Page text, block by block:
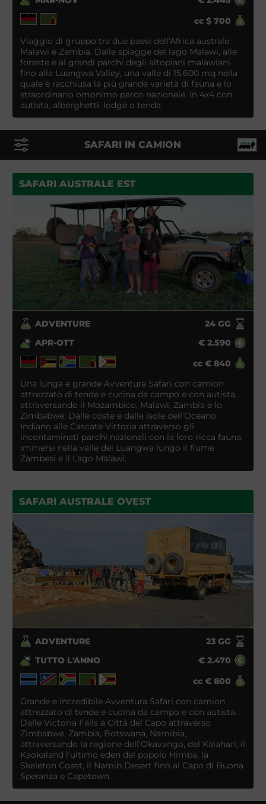
cc $ 700
Viaggio di gruppo tra due paesi dell'Africa australe:
Malawi e Zambia. Dalle spiagge del lago Malawi, alle
foreste e ai grandi parchi degli altopiani malawiani
fino alla Luangwa Valley, una valle di 15.600 mq nella
quale è racchiusa la più grande varietà di fauna e lo
straordinario omonimo parco nazionale. In 4x4 con
autista, alberghetti, lodge o tenda.
SAFARI IN CAMION
SAFARI AUSTRALE EST
ADVENTURE 24GG
APR-OTT
€ 2.590
cc € 840
Una lunga e grande Avventura Safari con camion
attrezzato di tende e cucina da campo e con autista,
attraversando il Mozambico, Malawi, Zambia e lo
Zimbabwe. Dalle coste e dalle isole dell’Oceano
Indiano alle Cascate Vittoria attraverso gli
incontaminati parchi nazionali con la loro ricca fauna,
immersi nella valle del Luangwa lungo il fiume
Zambesi e il Lago Malawi.
SAFARI AUSTRALE OVEST
ADVENTURE 23GG
TUTTO L'ANNO
€ 2.470
cc € 800
Grande e incredibile Avventura Safari con camion
attrezzato di tende e cucina da campo e con autista.
Dalle Victoria Falls a Città del Capo attraverso
Zimbabwe, Zambia, Botswana, Namibia,
attraversando la regione dell'Okavango, del Kalahari, il
Kaokaland l’ultimo eden del popolo Himba, la
Skeleton Coast, il Namib Desert fino al Capo di Buona
Speranza e Capetown.